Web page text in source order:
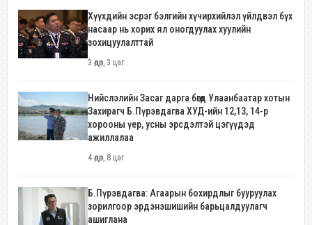
Хүүхдийн эсрэг бэлгийн хүчирхийлэл үйлдвэл бүх
насаар нь хорих ял оногдуулах хуулийн
зохицуулалттай
3 өдөр, 3 цаг
Нийслэлийн Засаг дарга бөгөөд Улаанбаатар хотын
Захирагч Б.Пүрэвдагва ХУД-ийн 12,13, 14-р
хорооны үер, усны эрсдэлтэй цэгүүдэд
ажиллалаа
4 өдөр, 8 цаг
Б.Пүрэвдагва: Агаарын бохирдлыг бууруулах
зорилгоор эрдэнэшишийн барьцалдуулагч
ашиглана